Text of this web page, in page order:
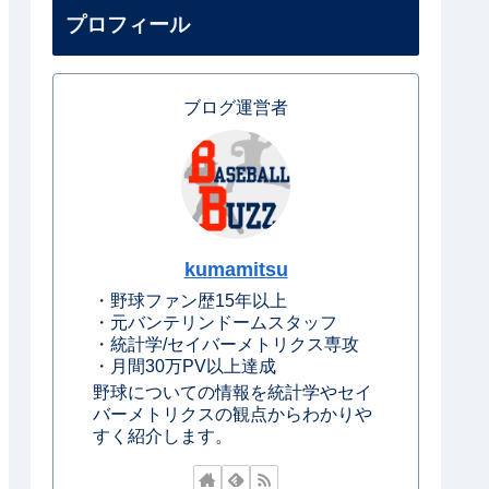
プロフィール
ブログ運営者
kumamitsu
・野球ファン歴15年以上
・元バンテリンドームスタッフ
・統計学/セイバーメトリクス専攻
・月間30万PV以上達成
野球についての情報を統計学やセイ
バーメトリクスの観点からわかりや
すく紹介します。